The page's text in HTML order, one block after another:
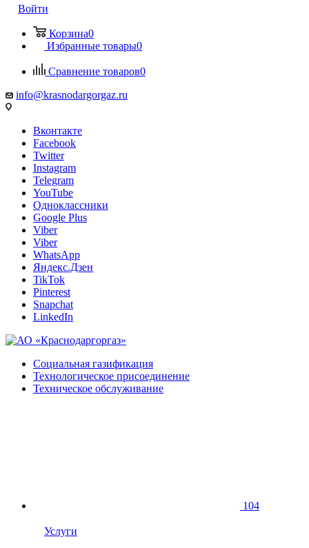
Войти
Корзина0
Избранные товары0
Сравнение товаров0
info@krasnodargorgaz.ru
Вконтакте
Facebook
Twitter
Instagram
Telegram
YouTube
Одноклассники
Google Plus
Viber
Viber
WhatsApp
Яндекс.Дзен
TikTok
Pinterest
Snapchat
LinkedIn
Социальная газификация
Технологическое присоединение
Техническое обслуживание
104
Услуги